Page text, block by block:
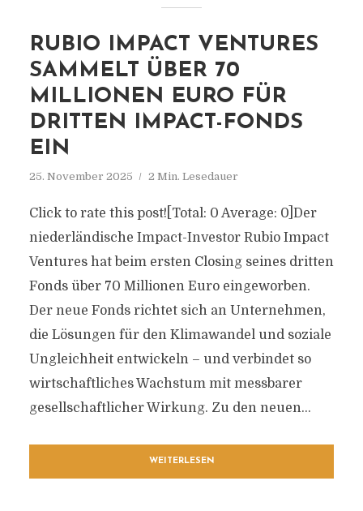
RUBIO IMPACT VENTURES
SAMMELT ÜBER 70
MILLIONEN EURO FÜR
DRITTEN IMPACT-FONDS
EIN
25. November 2025 2 Min. Lesedauer
Click to rate this post![Total: 0 Average: 0]Der
niederländische Impact-Investor Rubio Impact
Ventures hat beim ersten Closing seines dritten
Fonds über 70 Millionen Euro eingeworben.
Der neue Fonds richtet sich an Unternehmen,
die Lösungen für den Klimawandel und soziale
Ungleichheit entwickeln – und verbindet so
wirtschaftliches Wachstum mit messbarer
gesellschaftlicher Wirkung. Zu den neuen...
WEITERLESEN